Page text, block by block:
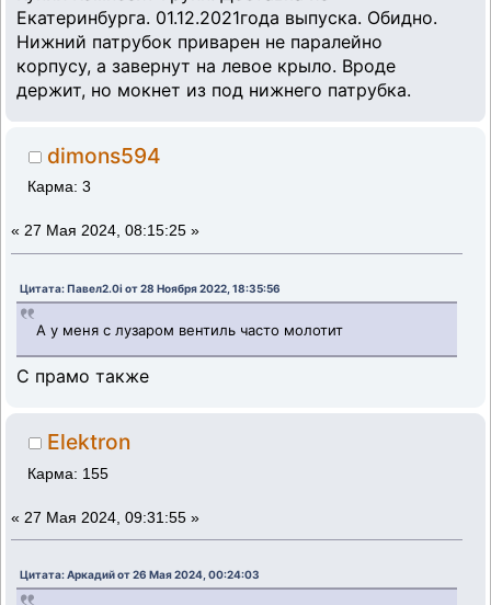
Екатеринбурга. 01.12.2021года выпуска. Обидно.
Нижний патрубок приварен не паралейно
корпусу, а завернут на левое крыло. Вроде
держит, но мокнет из под нижнего патрубка.
dimons594
Карма: 3
« 27 Мая 2024, 08:15:25 »
Цитата: Павел2.0i от 28 Ноября 2022, 18:35:56
А у меня с лузаром вентиль часто молотит
С прамо также
Elektron
Карма: 155
« 27 Мая 2024, 09:31:55 »
Цитата: Аркадий от 26 Мая 2024, 00:24:03